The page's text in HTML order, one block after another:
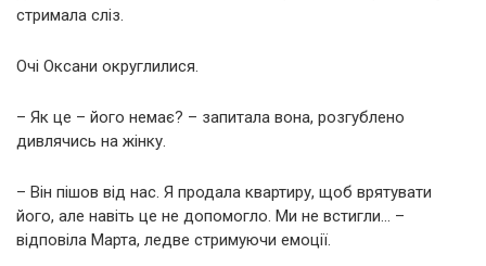
стримала сліз.
Очі Оксани округлилися.
– Як це – його немає? – запитала вона, розгублено
дивлячись на жінку.
– Він пішов від нас. Я продала квартиру, щоб врятувати
його, але навіть це не допомогло. Ми не встигли… –
відповіла Марта, ледве стримуючи емоції.